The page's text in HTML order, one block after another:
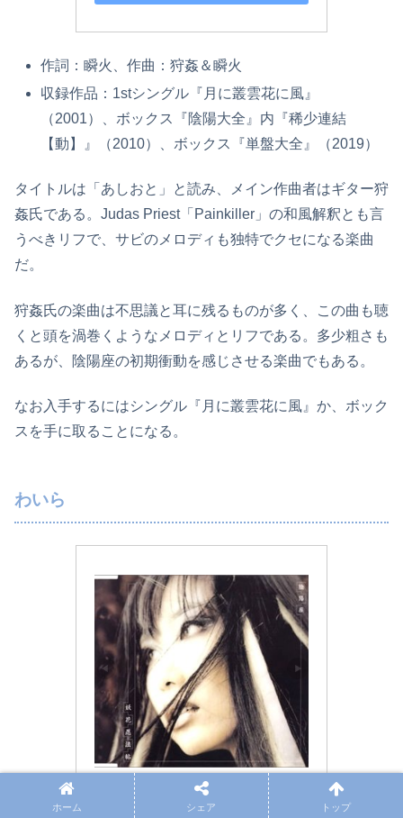
作詞：瞬火、作曲：狩姦＆瞬火
収録作品：1stシングル『月に叢雲花に風』
（2001）、ボックス『陰陽大全』内『稀少連結
【動】』（2010）、ボックス『単盤大全』（2019）
タイトルは「あしおと」と読み、メイン作曲者はギター狩
姦氏である。Judas Priest「Painkiller」の和風解釈とも言
うべきリフで、サビのメロディも独特でクセになる楽曲
だ。
狩姦氏の楽曲は不思議と耳に残るものが多く、この曲も聴
くと頭を渦巻くようなメロディとリフである。多少粗さも
あるが、陰陽座の初期衝動を感じさせる楽曲でもある。
なお入手するにはシングル『 月に叢雲花に風 』か、ボック
スを手に取ることになる。
わいら
キングレコード
妖花忍法帖
ホーム シェア トップ